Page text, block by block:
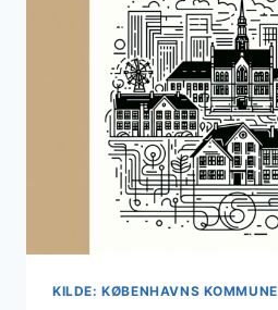
TIL
AT
HÅNDTERE
STRESS,
ANGST
OG
DEPRESSION
KILDE: KØBENHAVNS KOMMUNE